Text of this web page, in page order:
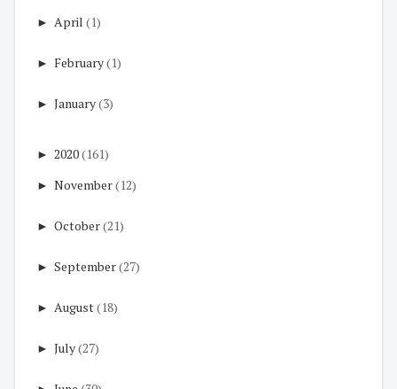
► April (1)
► February(1)
► January(3)
► 2020(161)
► November(12)
► October(21)
► September(27)
► August(18)
► July(27)